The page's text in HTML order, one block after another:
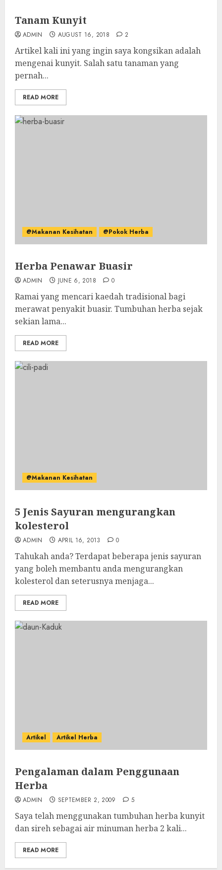
Tanam Kunyit
ADMIN AUGUST 16, 2018 2
Artikel kali ini yang ingin saya kongsikan adalah
mengenai kunyit. Salah satu tanaman yang
pernah...
READ MORE
@Makanan Kesihatan @Pokok Herba
Herba Penawar Buasir
ADMIN JUNE 6, 2018 0
Ramai yang mencari kaedah tradisional bagi
merawat penyakit buasir. Tumbuhan herba sejak
sekian lama...
READ MORE
@Makanan Kesihatan
5 Jenis Sayuran mengurangkan
kolesterol
ADMIN APRIL 16, 2013 0
Tahukah anda? Terdapat beberapa jenis sayuran
yang boleh membantu anda mengurangkan
kolesterol dan seterusnya menjaga...
READ MORE
Artikel Artikel Herba
Pengalaman dalam Penggunaan
Herba
ADMIN SEPTEMBER 2, 2009 5
Saya telah menggunakan tumbuhan herba kunyit
dan sireh sebagai air minuman herba 2 kali...
READ MORE